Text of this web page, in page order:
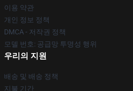
이용 약관
개인 정보 정책
DMCA - 저작권 정책
모델 번호: 공급망 투명성 행위
우리의 지원
배송 및 배송 정책
지불 기간